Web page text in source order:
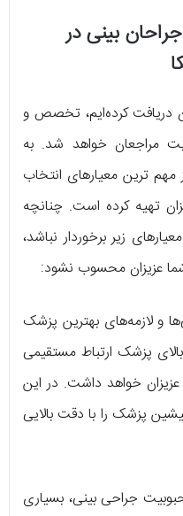
بینی در
دریافت کرده‌ایم، تخصص و
خواهد شد. به
ترین معیارهای انتخاب
تهیه کرده است. چنانچه
زیر برخوردار نباشد،
عزیزان محسوب نشود:
و لازمه‌های بهترین پزشک
پزشک ارتباط مستقیمی
خواهد داشت. در این
پزشک را با دقت بالایی
جراحی بینی، بسیاری